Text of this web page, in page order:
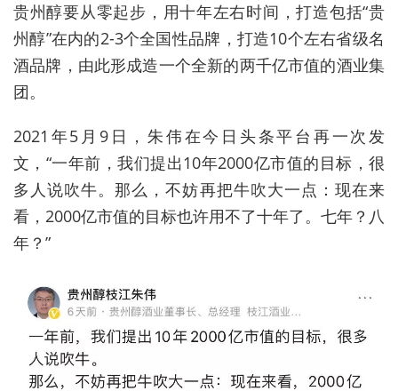
贵州醇要从零起步，用十年左右时间，打造包括“贵
州醇”在内的2-3个全国性品牌，打造10个左右省级名
酒品牌，由此形成造一个全新的两千亿市值的酒业集
团。
2021年5月9日，朱伟在今日头条平台再一次发
文，“一年前，我们提出10年2000亿市值的目标，很
多人说吹牛。那么，不妨再把牛吹大一点：现在来
看，2000亿市值的目标也许用不了十年了。七年？八
年？”